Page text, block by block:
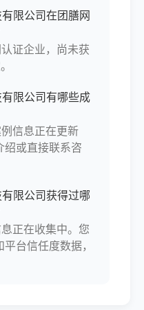
限公司在团膳网
证企业，尚未获
限公司有哪些成
信息正在更新
绍或直接联系咨
限公司获得过哪
正在收集中。您
台信任度数据，